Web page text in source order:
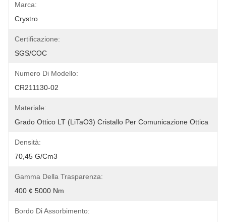
Marca:
Crystro
Certificazione:
SGS/COC
Numero Di Modello:
CR211130-02
Materiale:
Grado Ottico LT (LiTaO3) Cristallo Per Comunicazione Ottica
Densità:
70,45 G/cm3
Gamma Della Trasparenza:
400 ¢ 5000 Nm
Bordo Di Assorbimento: